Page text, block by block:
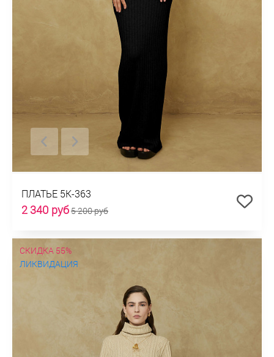
ПЛАТЬЕ 5К-363
2 340 руб5 200 руб
СКИДКА 55%
ЛИКВИДАЦИЯ